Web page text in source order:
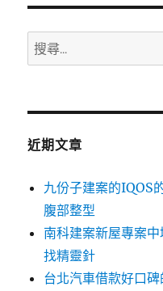
搜
尋
鍵
近期文章
九份子建案的IQOS
腹部整型
南科建案新屋專案
找精靈針
台北汽車借款好口